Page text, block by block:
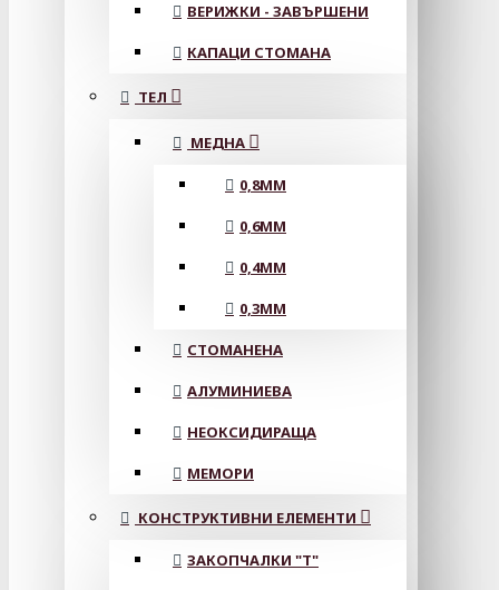
ВЕРИЖКИ - ЗАВЪРШЕНИ
КАПАЦИ СТОМАНА
ТЕЛ
МЕДНА
0,8MM
0,6MM
0,4MM
0,3MM
СТОМАНЕНА
АЛУМИНИЕВА
НЕОКСИДИРАЩА
МЕМОРИ
КОНСТРУКТИВНИ ЕЛЕМЕНТИ
ЗАКОПЧАЛКИ "Т"